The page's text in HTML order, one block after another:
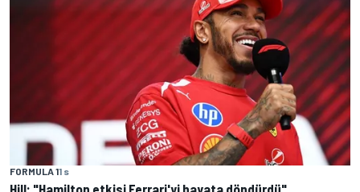
FORMULA 11 s
Hill: "Hamilton etkisi Ferrari'yi hayata döndürdü"